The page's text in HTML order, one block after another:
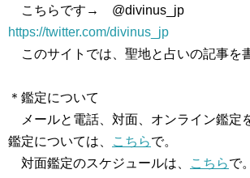
こちらです→ @divinus_jp
https://twitter.com/divinus_jp
このサイトでは、聖地と占いの記事を
＊鑑定について
メールと電話、対面、オンライン鑑定
鑑定については、
こちらで。
対面鑑定のスケジュールは、
こちらで。